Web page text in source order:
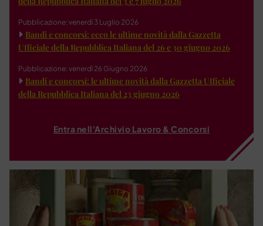
Pubblicazione: venerdì 3 Luglio 2026
Bandi e concorsi: ecco le ultime novità dalla Gazzetta
Ufficiale della Repubblica Italiana del 26 e 30 giugno 2026
Pubblicazione: venerdì 26 Giugno 2026
Bandi e concorsi: le ultime novità dalla Gazzetta Ufficiale
della Repubblica Italiana del 23 giugno 2026
Entra nell'Archivio Lavoro & Concorsi